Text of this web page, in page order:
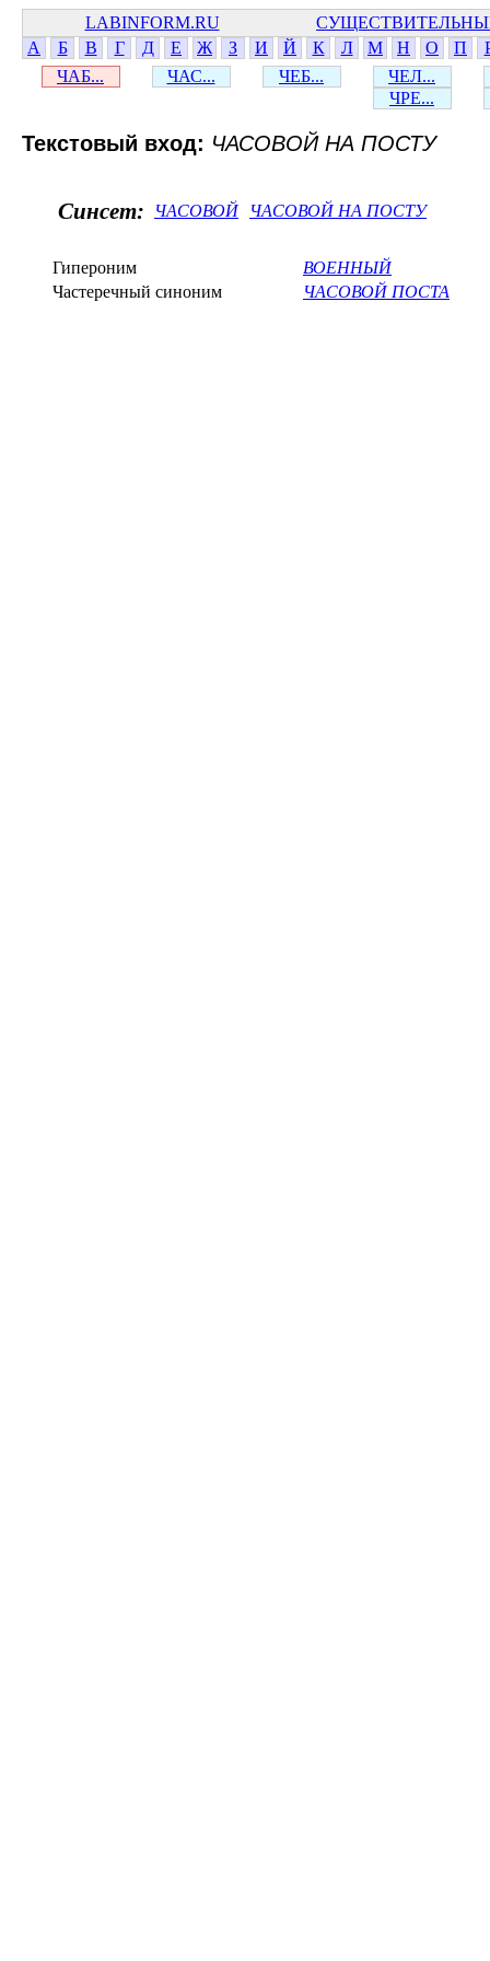
LABINFORM.RU
А
Б В Г Д Е Ж З И Й К Л М Н О П
ЧАБ...
ЧАС... ЧЕБ...
ЧЕЛ...
ЧРЕ...
Текстовый вход: ЧАСОВОЙ НА ПОСТУ
Синсет: ЧАСОВОЙ ЧАСОВОЙ НА ПОСТУ
Гипероним
ВОЕННЫЙ
Частеречный синоним
ЧАСОВОЙ ПОСТА